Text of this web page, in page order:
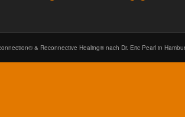
& Reconnective Healing® nach Dr. Eric Pearl in